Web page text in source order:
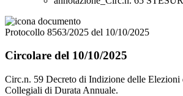
Protocollo 8563/2025 del 10/10/2025
Circolare del 10/10/2025
Circ.n. 59 Decreto di Indizione delle Elezioni
Collegiali di Durata Annuale.